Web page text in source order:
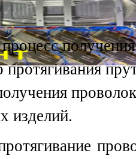
протягивания
изделий.